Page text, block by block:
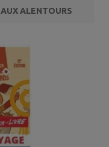
AUX ALENTOURS